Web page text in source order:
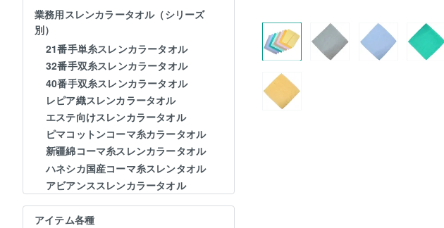
業務用スレンカラータオル（シリーズ
別）
21番手単糸スレンカラータオル
32番手双糸スレンカラータオル
40番手双糸スレンカラータオル
レピア織スレンカラータオル
エステ向けスレンカラータオル
ピマコットンコーマ糸カラータオル
新疆綿コーマ糸スレンカラータオル
ハネシカ国産コーマ糸スレンタオル
アビアンススレンカラータオル
アイテム各種